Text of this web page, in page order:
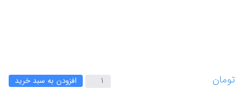
افزودن به سبد خرید